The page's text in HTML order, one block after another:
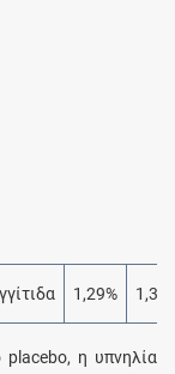
1,29%
placebo, η υπνηλία